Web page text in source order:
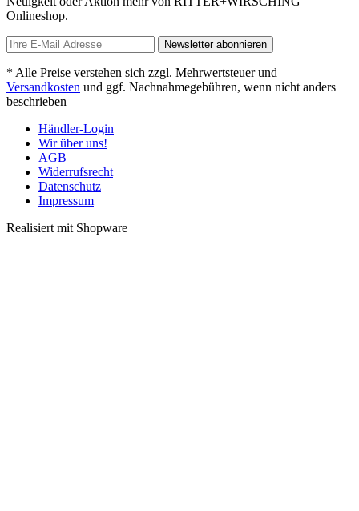
Onlineshop.
Newsletter abonnieren
* Alle Preise verstehen sich zzgl. Mehrwertsteuer und
Versandkosten und ggf. Nachnahmegebühren, wenn nicht anders
beschrieben
Händler-Login
Wir über uns!
AGB
Widerrufsrecht
Datenschutz
Impressum
Realisiert mit Shopware